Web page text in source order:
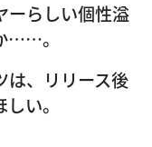
ーらしい個性溢
……。
は、リリース後
い。